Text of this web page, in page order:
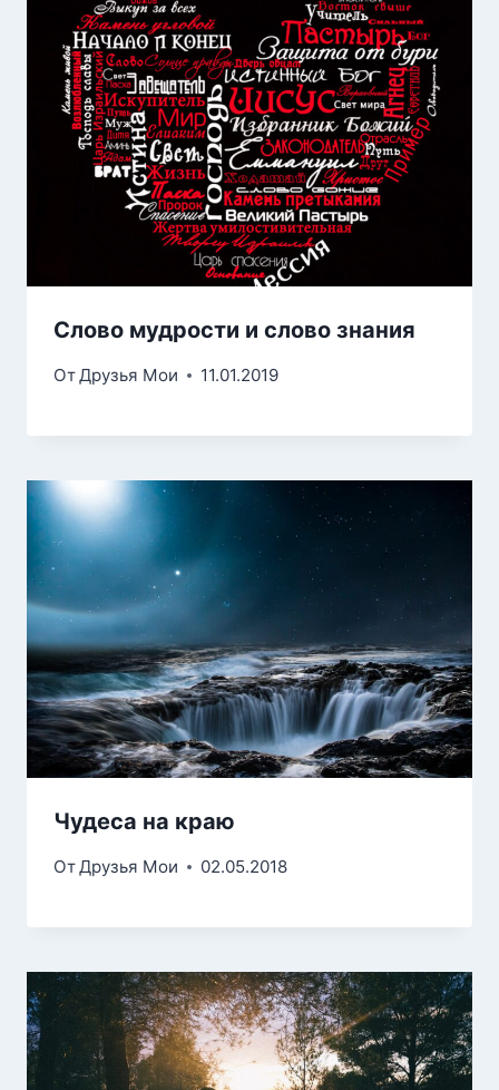
Слово мудрости и слово знания
ОтДрузья Мои 11.01.2019
Чудеса на краю
ОтДрузья Мои 02.05.2018